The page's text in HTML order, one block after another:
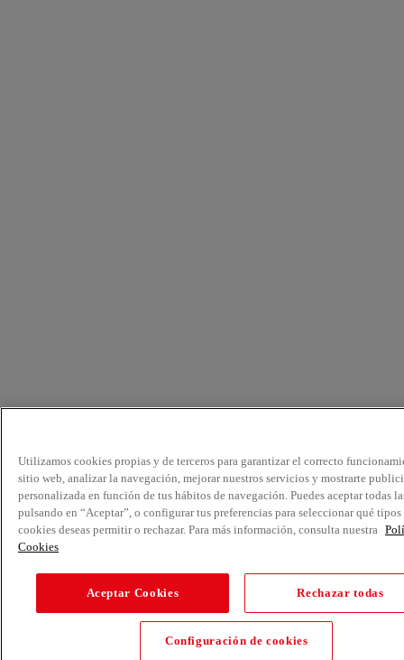
Utilizamos cookies propias y de terceros para garantizar el correcto
sitio web, analizar la navegación, mejorar nuestros servicios y mostrarte
personalizada en función de tus hábitos de navegación. Puedes aceptar todas
pulsando en “Aceptar”, o configurar tus preferencias para seleccionar qué tipos
cookies deseas permitir o rechazar. Para más información, consulta nuestra
Cookies
Aceptar Cookies Rechazar todas
Configuración de cookies